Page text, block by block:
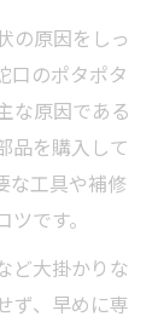
の原因をしっ
口のポタポタ
な原因である
品を購入して
な工具や補修
です。
ど大掛かりな
ず、早めに専